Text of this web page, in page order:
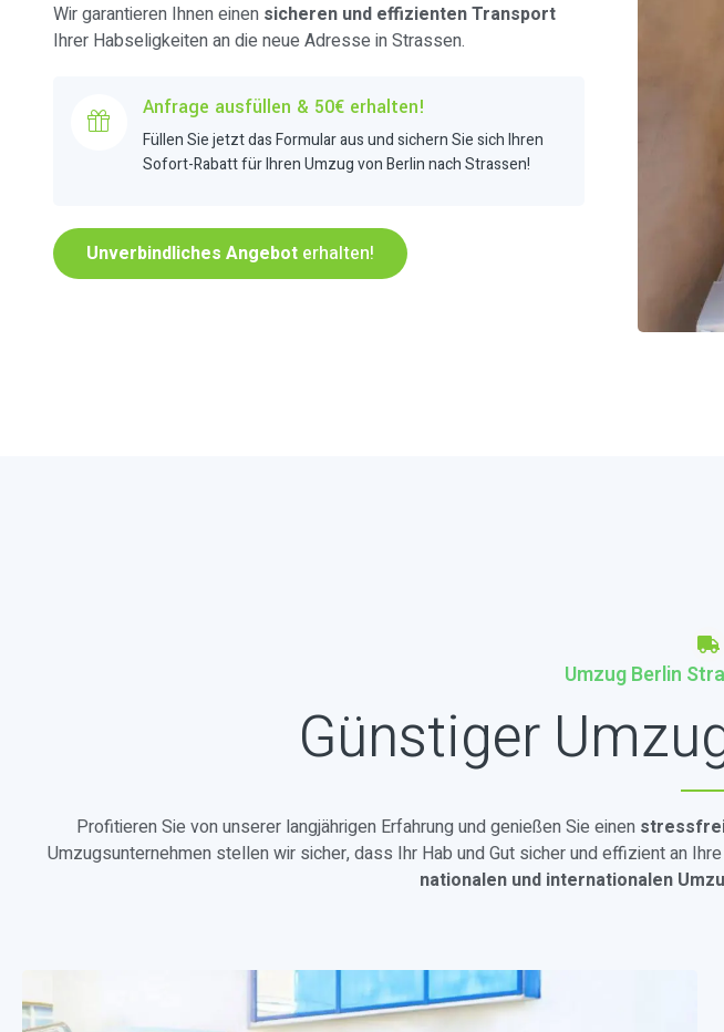
Wir garantieren Ihnen einen sicheren und effizienten Transport
Ihrer Habseligkeiten an die neue Adresse in Strassen.
Anfrage ausfüllen & 50€ erhalten!
Füllen Sie jetzt das Formular aus und sichern Sie sich Ihren
Sofort-Rabatt für Ihren Umzug von Berlin nach Strassen!
Unverbindliches Angebot erhalten!
Umzug Berlin
Günstiger
Profitieren Sie von unserer langjährigen Erfahrung und genießen Sie einen
Umzugsunternehmen stellen wir sicher, dass Ihr Hab und Gut sicher und effizient an
nationalen und internationalen